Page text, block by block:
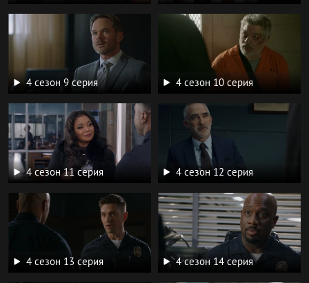
4 сезон 9 серия 4 сезон 10 серия
4 сезон 11 серия 4 сезон 12 серия
4 сезон 13 серия 4 сезон 14 серия